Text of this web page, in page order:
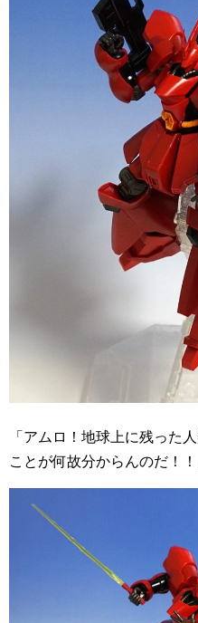
「アムロ！地球上に残った
ことが何故分からんのだ！！